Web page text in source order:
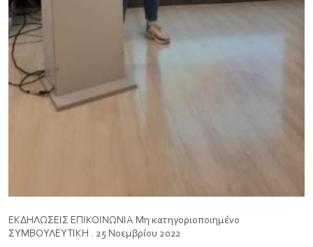
ΕΚΔΗΛΩΣΕΙΣ ΕΠΙΚΟΙΝΩΝΙΑ Μη κατηγοριοποιημένο
ΣΥΜΒΟΥΛΕΥΤΙΚΗ . 25 Νοεμβρίου 2022